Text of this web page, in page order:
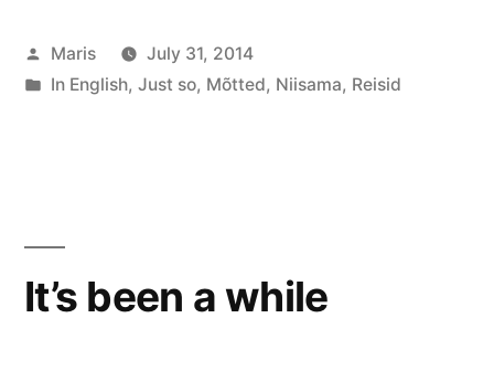
Posted
by
Maris
July 31, 2014
Posted
In English, Just so, Mõtted, Niisama, Reisid
It’s been a while